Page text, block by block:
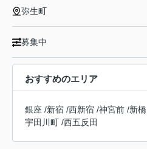
弥生町
募集中
おすすめのエリア
銀座 /新宿 /西新宿 /神宮前 /新橋
宇田川町 /西五反田